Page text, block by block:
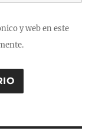
y web en este